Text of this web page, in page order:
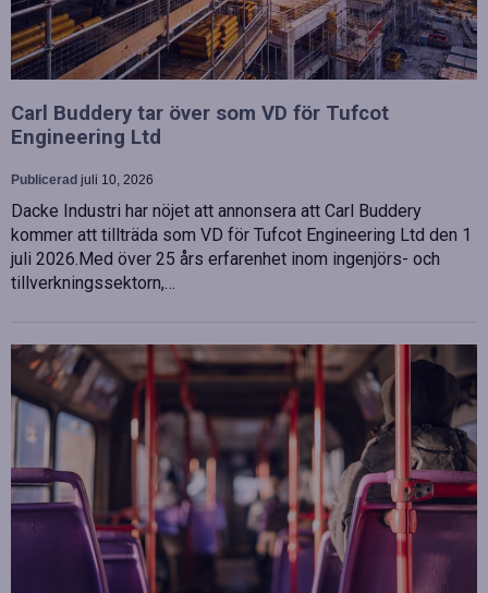
Carl Buddery tar över som VD för Tufcot
Engineering Ltd
Publicerad juli 10, 2026
Dacke Industri har nöjet att annonsera att Carl Buddery
kommer att tillträda som VD för Tufcot Engineering Ltd den 1
juli 2026.Med över 25 års erfarenhet inom ingenjörs- och
tillverkningssektorn,…